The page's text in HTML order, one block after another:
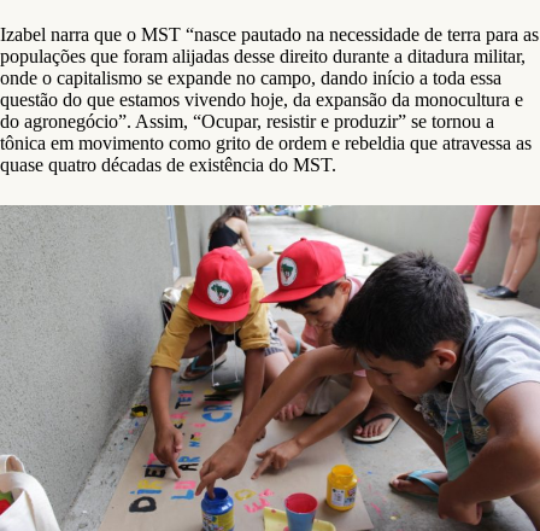
Izabel narra que o MST “nasce pautado na necessidade de terra para as
populações que foram alijadas desse direito durante a ditadura militar,
onde o capitalismo se expande no campo, dando início a toda essa
questão do que estamos vivendo hoje, da expansão da monocultura e
do agronegócio”. Assim, “Ocupar, resistir e produzir” se tornou a
tônica em movimento como grito de ordem e rebeldia que atravessa as
quase quatro décadas de existência do MST.